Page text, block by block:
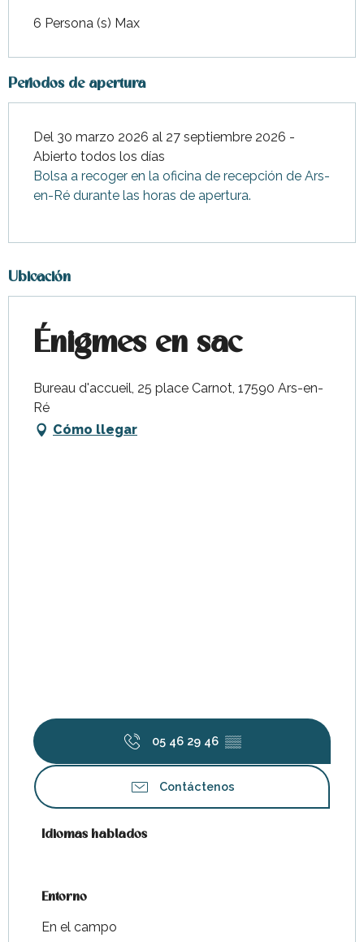
6 Persona (s) Max
Periodos de apertura
Del 30 marzo 2026 al 27 septiembre 2026 -
Abierto todos los días
Bolsa a recoger en la oficina de recepción de Ars-
en-Ré durante las horas de apertura.
Ubicación
Énigmes en sac
Bureau d'accueil, 25 place Carnot, 17590 Ars-en-
Ré
Cómo llegar
05 46 29 46 ▒▒
Contáctenos
Idiomas hablados
Idiomas hablados
Entorno
Entorno
En el campo